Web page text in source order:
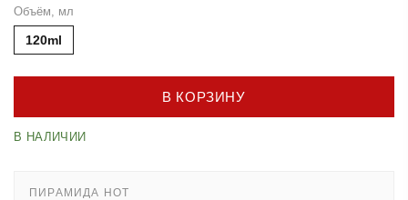
Объём, мл
120ml
В КОРЗИНУ
В НАЛИЧИИ
ПИРАМИДА НОТ